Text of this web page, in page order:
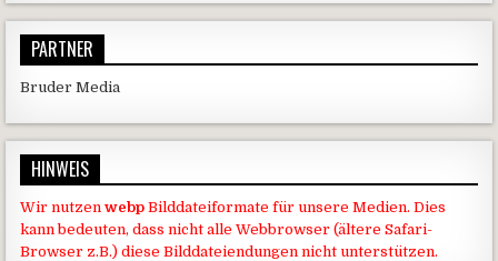
PARTNER
Bruder Media
HINWEIS
Wir nutzen webp Bilddateiformate für unsere Medien. Dies
kann bedeuten, dass nicht alle Webbrowser (ältere Safari-
Browser z.B.) diese Bilddateiendungen nicht unterstützen.